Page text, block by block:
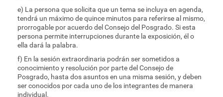
e) La persona que solicita que un tema se incluya en agenda,
tendrá un máximo de quince minutos para referirse al mismo,
prorrogable por acuerdo del Consejo del Posgrado. Si esta
persona permite interrupciones durante la exposición, él o
ella dará la palabra.
f) En la sesión extraordinaria podrán ser sometidos a
conocimiento y resolución por parte del Consejo de
Posgrado, hasta dos asuntos en una misma sesión, y deben
ser conocidos por cada uno de los integrantes de manera
individual.